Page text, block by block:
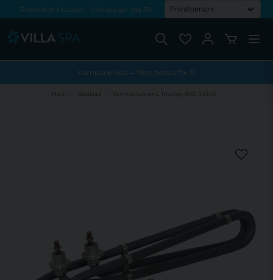
Rabattkod i kassan - Villaspa ger dig 5%
Kampanj! Köp 4 filter betala för 3!
Hem Spabad Värmeelement, Incoloy 800, 3.6kW